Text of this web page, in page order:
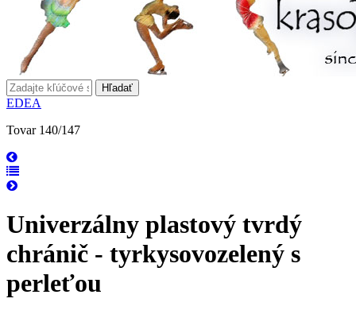
EDEA
Tovar 140/147
Univerzálny plastový tvrdý
chránič - tyrkysovozelený s
perleťou